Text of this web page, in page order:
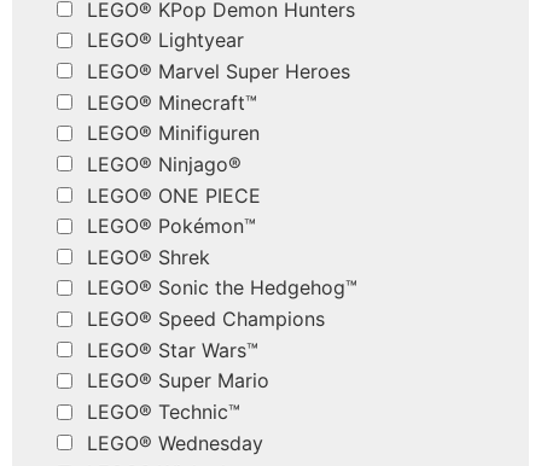
LEGO® KPop Demon Hunters
LEGO® Lightyear
LEGO® Marvel Super Heroes
LEGO® Minecraft™
LEGO® Minifiguren
LEGO® Ninjago®
LEGO® ONE PIECE
LEGO® Pokémon™
LEGO® Shrek
LEGO® Sonic the Hedgehog™
LEGO® Speed Champions
LEGO® Star Wars™
LEGO® Super Mario
LEGO® Technic™
LEGO® Wednesday